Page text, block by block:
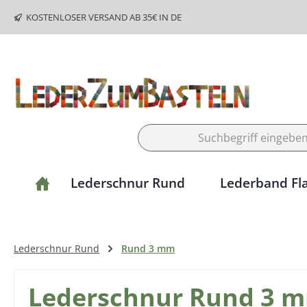
Hauptinhalt springen
Zur Suche springen
Zur Hauptnavigation springen
KOSTENLOSER VERSAND AB 35€ IN DE
Lederschnur Rund Lederband
Lederschnur Rund Rund 3 mm
Lederschnur Rund 3